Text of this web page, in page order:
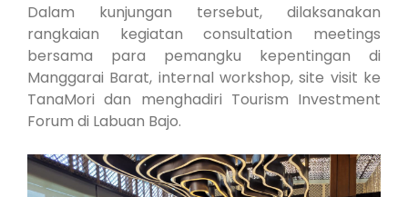
Dalam kunjungan tersebut, dilaksanakan
rangkaian kegiatan consultation meetings
bersama para pemangku kepentingan di
Manggarai Barat, internal workshop, site visit ke
TanaMori dan menghadiri Tourism Investment
Forum di Labuan Bajo.